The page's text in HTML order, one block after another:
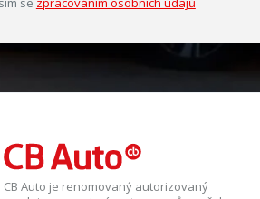
CB Auto je renomovaný autorizovaný